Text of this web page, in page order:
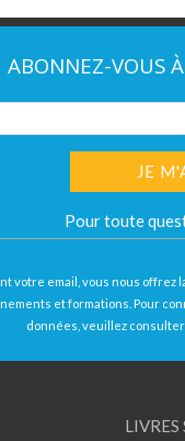
ABONNEZ-VOUS
Pour toute
votre email, vous nous
et formations. Pour
données, veuillez
LIVRES